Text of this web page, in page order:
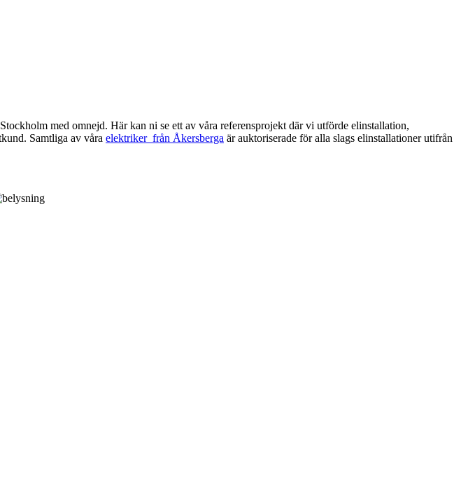
med omnejd. Här kan ni se ett av våra referensprojekt där vi utförde elinstallation,
Samtliga av våra elektriker från Åkersberga är auktoriserade för alla slags elinstallationer utifrån